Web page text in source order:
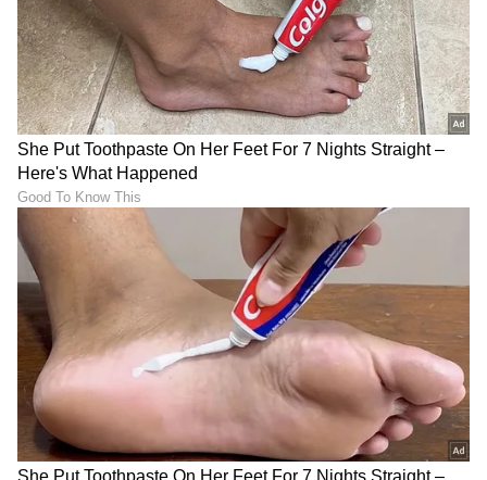
7
7
Instagram
ಪ್ರೇರಣಾದಾಯಕ ಪಯಣ
ಡ್ಯಾನಿಶ್ ಅಬ್ದಿ ಮತ್ತು ವೃಶಾಲಿ ಪ್ರಸಾದೆ ಇಬ್ಬರೂ ಸಾಫ್ಟ್‌ವೇರ್
ವೃತ್ತಿಪರರಾಗಿದ್ದು, ಕೇವಲ ನಾಲ್ಕು ವರ್ಷಗಳ ಹಿಂದೆ ಗಂಭೀರ
ಈಜು ತರಬೇತಿಯನ್ನು ಪ್ರಾರಂಭಿಸಿದರು. ಕಡಿಮೆ ಅವಧಿಯಲ್ಲಿ
ಇಂತಹ ಮಹತ್ವದ ಸಾಧನೆ ಮಾಡಿರುವುದು ಅವರ ಪರಿಶ್ರಮ
ಮತ್ತು ದೃಢಸಂಕಲ್ಪದ ಪ್ರತಿಬಿಂಬವಾಗಿದೆ. ಈ ಸಾಧನೆ